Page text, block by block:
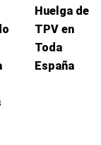
Huelga de
TPV en
Toda
España